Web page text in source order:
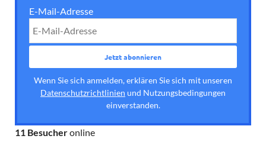
E-Mail-Adresse
Wenn Sie sich anmelden, erklären Sie sich mit unseren
Datenschutzrichtlinien und Nutzungsbedingungen
einverstanden.
11 Besucheronline